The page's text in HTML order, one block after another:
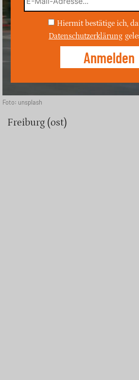
Foto: unsplash
Freiburg (ost)
Hiermit bestätige ich,
Datenschutzerklärung